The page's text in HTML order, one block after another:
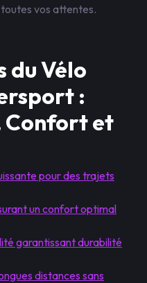
vos attentes.
du Vélo
:
Confort et
pour des trajets
un confort optimal
garantissant durabilité
distances sans